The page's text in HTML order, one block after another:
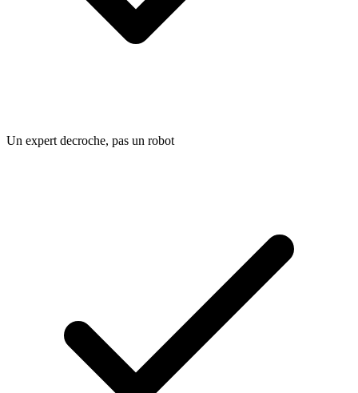
Un expert decroche, pas un robot